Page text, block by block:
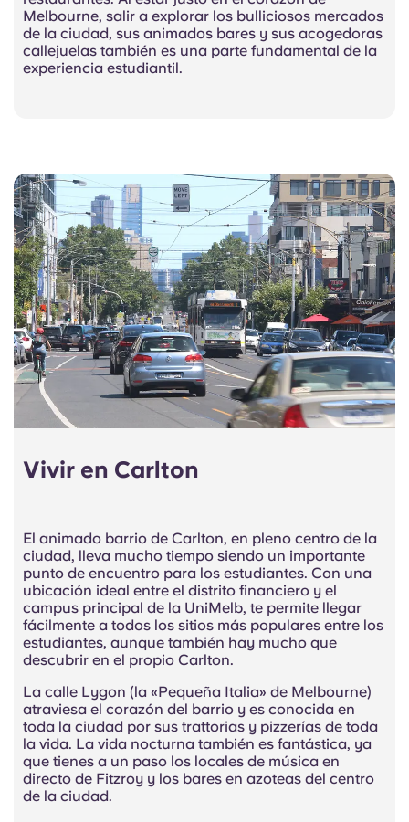
Melbourne, salir a explorar los bulliciosos mercados
de la ciudad, sus animados bares y sus acogedoras
callejuelas también es una parte fundamental de la
experiencia estudiantil.
Vivir en Carlton
El animado barrio de Carlton, en pleno centro de la
ciudad, lleva mucho tiempo siendo un importante
punto de encuentro para los estudiantes. Con una
ubicación ideal entre el distrito financiero y el
campus principal de la UniMelb, te permite llegar
fácilmente a todos los sitios más populares entre los
estudiantes, aunque también hay mucho que
descubrir en el propio Carlton.
La calle Lygon (la «Pequeña Italia» de Melbourne)
atraviesa el corazón del barrio y es conocida en
toda la ciudad por sus trattorias y pizzerías de toda
la vida. La vida nocturna también es fantástica, ya
que tienes a un paso los locales de música en
directo de Fitzroy y los bares en azoteas del centro
de la ciudad.